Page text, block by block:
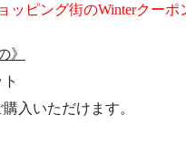
ッピング街のWinterクーポ
》
入いただけます。